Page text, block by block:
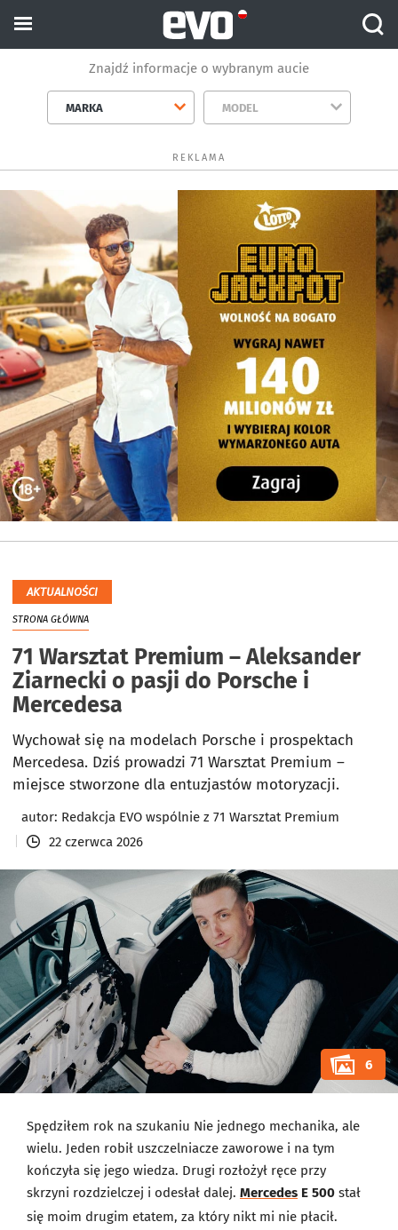
Znajdź informacje o wybranym aucie
MARKA MODEL
REKLAMA
AKTUALNOŚCI
STRONA GŁÓWNA
71 Warsztat Premium – Aleksander
Ziarnecki o pasji do Porsche i
Mercedesa
Wychował się na modelach Porsche i prospektach
Mercedesa. Dziś prowadzi 71 Warsztat Premium –
miejsce stworzone dla entuzjastów motoryzacji.
autor: Redakcja EVO wspólnie z 71 Warsztat Premium
22 czerwca 2026
6
Spędziłem rok na szukaniu Nie jednego mechanika, ale
wielu. Jeden robił uszczelniacze zaworowe i na tym
kończyła się jego wiedza. Drugi rozłożył ręce przy
skrzyni rozdzielczej i odesłał dalej. Mercedes E 500 stał
się moim drugim etatem, za który nikt mi nie płacił.